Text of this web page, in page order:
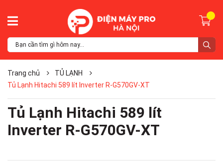
Trang chủ
TỦ LẠNH
Tủ Lạnh Hitachi 589 lít Inverter R-G570GV-XT
Tủ Lạnh Hitachi 589 lít
Inverter R-G570GV-XT